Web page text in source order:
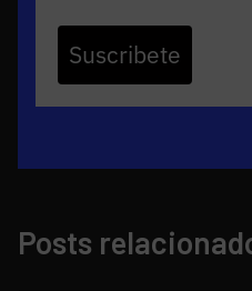
Suscribete
Posts